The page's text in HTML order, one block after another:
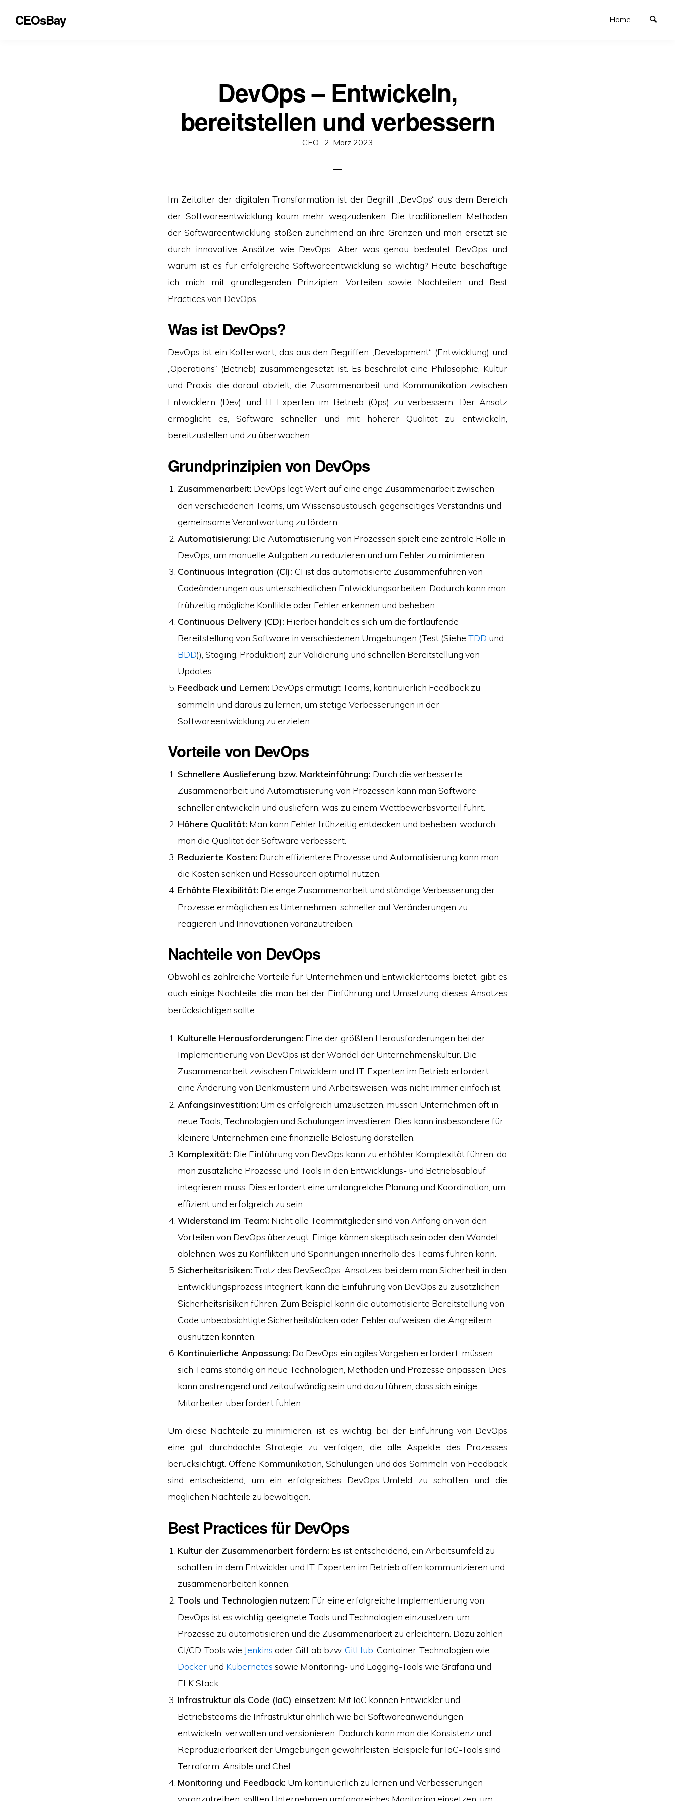
CEOsBay Home
DevOps – Entwickeln,
bereitstellen und verbessern
CEO · Veröffentlicht
2. März 2023
Im Zeitalter der digitalen Transformation ist der Begriff „DevOps“ aus dem Bereich
der Softwareentwicklung kaum mehr wegzudenken. Die traditionellen Methoden
der Softwareentwicklung stoßen zunehmend an ihre Grenzen und man ersetzt sie
durch innovative Ansätze wie DevOps. Aber was genau bedeutet DevOps und
warum ist es für erfolgreiche Softwareentwicklung so wichtig? Heute beschäftige
ich mich mit grundlegenden Prinzipien, Vorteilen sowie Nachteilen und Best
Practices von DevOps.
Was ist DevOps?
DevOps ist ein Kofferwort, das aus den Begriffen „Development“ (Entwicklung) und
„Operations“ (Betrieb) zusammengesetzt ist. Es beschreibt eine Philosophie, Kultur
und Praxis, die darauf abzielt, die Zusammenarbeit und Kommunikation zwischen
Entwicklern (Dev) und IT-Experten im Betrieb (Ops) zu verbessern. Der Ansatz
ermöglicht es, Software schneller und mit höherer Qualität zu entwickeln,
bereitzustellen und zu überwachen.
Grundprinzipien von DevOps
Zusammenarbeit: DevOps legt Wert auf eine enge Zusammenarbeit zwischen
den verschiedenen Teams, um Wissensaustausch, gegenseitiges Verständnis und
gemeinsame Verantwortung zu fördern.
Automatisierung: Die Automatisierung von Prozessen spielt eine zentrale Rolle in
DevOps, um manuelle Aufgaben zu reduzieren und um Fehler zu minimieren.
Continuous Integration (CI):CI ist das automatisierte Zusammenführen von
Codeänderungen aus unterschiedlichen Entwicklungsarbeiten. Dadurch kann man
frühzeitig mögliche Konflikte oder Fehler erkennen und beheben.
Continuous Delivery (CD): Hierbei handelt es sich um die fortlaufende
Bereitstellung von Software in verschiedenen Umgebungen (Test (SieheTDD und
BDD)), Staging, Produktion) zur Validierung und schnellen Bereitstellung von
Updates.
Feedback und Lernen: DevOps ermutigt Teams, kontinuierlich Feedback zu
sammeln und daraus zu lernen, um stetige Verbesserungen in der
Softwareentwicklung zu erzielen.
Vorteile von DevOps
Schnellere Auslieferung bzw. Markteinführung: Durch die verbesserte
Zusammenarbeit und Automatisierung von Prozessen kann man Software
schneller entwickeln und ausliefern, was zu einem Wettbewerbsvorteil führt.
Höhere Qualität: Man kann Fehler frühzeitig entdecken und beheben, wodurch
man die Qualität der Software verbessert.
Reduzierte Kosten: Durch effizientere Prozesse und Automatisierung kann man
die Kosten senken und Ressourcen optimal nutzen.
Erhöhte Flexibilität: Die enge Zusammenarbeit und ständige Verbesserung der
Prozesse ermöglichen es Unternehmen, schneller auf Veränderungen zu
reagieren und Innovationen voranzutreiben.
Nachteile von DevOps
Obwohl es zahlreiche Vorteile für Unternehmen und Entwicklerteams bietet, gibt es
auch einige Nachteile, die man bei der Einführung und Umsetzung dieses Ansatzes
berücksichtigen sollte:
Kulturelle Herausforderungen: Eine der größten Herausforderungen bei der
Implementierung von DevOps ist der Wandel der Unternehmenskultur. Die
Zusammenarbeit zwischen Entwicklern und IT-Experten im Betrieb erfordert
eine Änderung von Denkmustern und Arbeitsweisen, was nicht immer einfach ist.
Anfangsinvestition: Um es erfolgreich umzusetzen, müssen Unternehmen oft in
neue Tools, Technologien und Schulungen investieren. Dies kann insbesondere für
kleinere Unternehmen eine finanzielle Belastung darstellen.
Komplexität: Die Einführung von DevOps kann zu erhöhter Komplexität führen, da
man zusätzliche Prozesse und Tools in den Entwicklungs- und Betriebsablauf
integrieren muss. Dies erfordert eine umfangreiche Planung und Koordination, um
effizient und erfolgreich zu sein.
Widerstand im Team: Nicht alle Teammitglieder sind von Anfang an von den
Vorteilen von DevOps überzeugt. Einige können skeptisch sein oder den Wandel
ablehnen, was zu Konflikten und Spannungen innerhalb des Teams führen kann.
Sicherheitsrisiken: Trotz des DevSecOps-Ansatzes, bei dem man Sicherheit in den
Entwicklungsprozess integriert, kann die Einführung von DevOps zu zusätzlichen
Sicherheitsrisiken führen. Zum Beispiel kann die automatisierte Bereitstellung von
Code unbeabsichtigte Sicherheitslücken oder Fehler aufweisen, die Angreifern
ausnutzen könnten.
Kontinuierliche Anpassung: Da DevOps ein agiles Vorgehen erfordert, müssen
sich Teams ständig an neue Technologien, Methoden und Prozesse anpassen. Dies
kann anstrengend und zeitaufwändig sein und dazu führen, dass sich einige
Mitarbeiter überfordert fühlen.
Um diese Nachteile zu minimieren, ist es wichtig, bei der Einführung von DevOps
eine gut durchdachte Strategie zu verfolgen, die alle Aspekte des Prozesses
berücksichtigt. Offene Kommunikation, Schulungen und das Sammeln von Feedback
sind entscheidend, um ein erfolgreiches DevOps-Umfeld zu schaffen und die
möglichen Nachteile zu bewältigen.
Best Practices für DevOps
Kultur der Zusammenarbeit fördern: Es ist entscheidend, ein Arbeitsumfeld zu
schaffen, in dem Entwickler und IT-Experten im Betrieb offen kommunizieren und
zusammenarbeiten können.
Tools und Technologien nutzen: Für eine erfolgreiche Implementierung von
DevOps ist es wichtig, geeignete Tools und Technologien einzusetzen, um
Prozesse zu automatisieren und die Zusammenarbeit zu erleichtern. Dazu zählen
CI/CD-Tools wie Jenkins oder GitLab bzw.GitHub , Container-Technologien wie
Docker und Kubernetes sowie Monitoring- und Logging-Tools wie Grafana und
ELK Stack.
Infrastruktur als Code (IaC) einsetzen: Mit IaC können Entwickler und
Betriebsteams die Infrastruktur ähnlich wie bei Softwareanwendungen
entwickeln, verwalten und versionieren. Dadurch kann man die Konsistenz und
Reproduzierbarkeit der Umgebungen gewährleisten. Beispiele für IaC-Tools sind
Terraform, Ansible und Chef.
Monitoring und Feedback: Um kontinuierlich zu lernen und Verbesserungen
voranzutreiben, sollten Unternehmen umfangreiches Monitoring einsetzen, um